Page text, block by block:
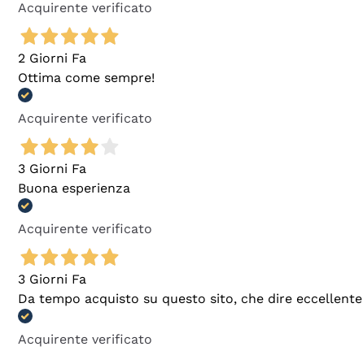
Acquirente verificato
2 Giorni Fa
Ottima come sempre!
Acquirente verificato
3 Giorni Fa
Buona esperienza
Acquirente verificato
3 Giorni Fa
Da tempo acquisto su questo sito, che dire eccellente
Acquirente verificato